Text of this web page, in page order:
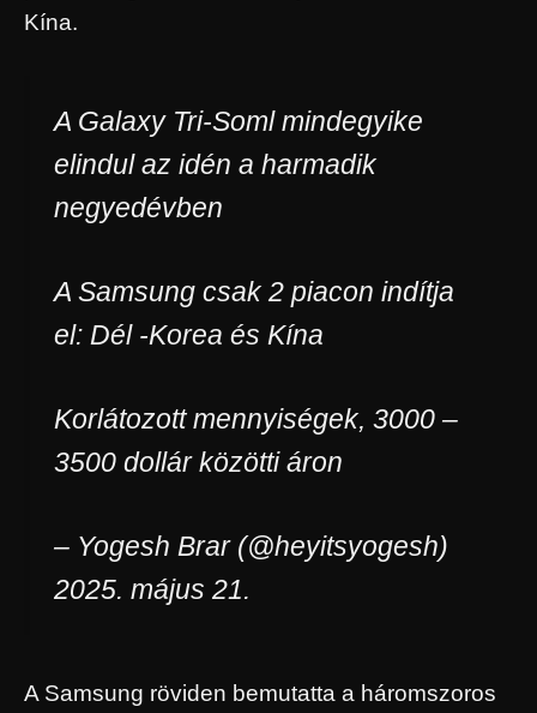
Kína.
A Galaxy Tri-Soml mindegyike
elindul az idén a harmadik
negyedévben
A Samsung csak 2 piacon indítja
el: Dél -Korea és Kína
Korlátozott mennyiségek, 3000 –
3500 dollár közötti áron
– Yogesh Brar (@heyitsyogesh)
2025. május 21.
A Samsung röviden bemutatta a háromszoros